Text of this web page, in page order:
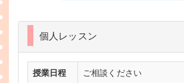
個人レッスン
授業日程 ご相談ください